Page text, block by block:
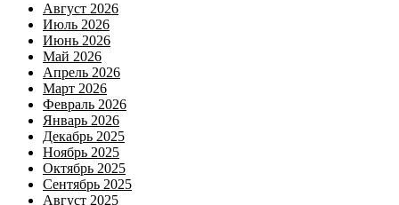
Август 2026
Июль 2026
Июнь 2026
Май 2026
Апрель 2026
Март 2026
Февраль 2026
Январь 2026
Декабрь 2025
Ноябрь 2025
Октябрь 2025
Сентябрь 2025
Август 2025